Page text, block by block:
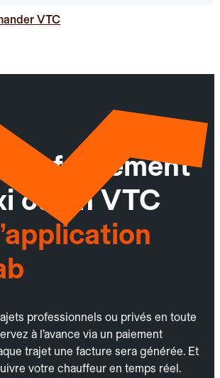
VTC
facilement
ou un VTC
professionnels ou privés en toute
à l’avance via un paiement
trajet une facture sera générée. Et
votre chauffeur en temps réel.